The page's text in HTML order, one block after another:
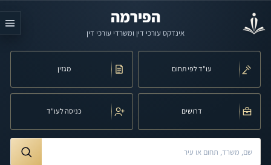
הפירמה
אינדקס עורכי דין ומשרדי עורכי דין
עו"ד לפי תחום מגזין
דרושים כניסה לעו"ד
חיפוש לפי שם, משרד, תחום משפט או עיר